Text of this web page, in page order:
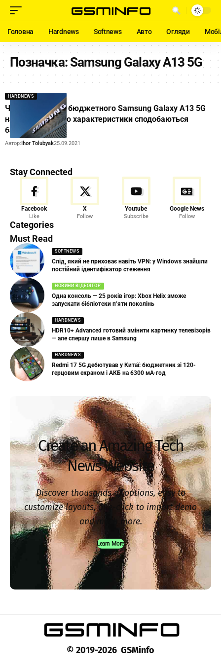
Головна Hardnews Softnews Авто Огляди
Позначка:Samsung Galaxy A13 5G
HARDNEWS
Чутки про появу бюджетного Samsung Galaxy A13 5G
наростають: його характеристики сподобаються
багатьом
Автор: Ihor Tolubyak25.09.2021
Stay Connected
Facebook
Like
X
Follow
Youtube
Subscribe
Google News
Follow
Categories
Must Read
SOFTNEWS
Слід, який не приховає навіть VPN: у Windows знайшли
постійний ідентифікатор стеження
НОВИНИ ВІДЕОІГОР
Одна консоль — 25 років ігор: Xbox Helix зможе
запускати бібліотеки п’яти поколінь
HARDNEWS
HDR10+ Advanced готовий змінити картинку телевізорів
— але спершу лише в Samsung
HARDNEWS
Redmi 17 5G дебютував у Китаї: бюджетник зі 120-
герцовим екраном і АКБ на 6300 мА·год
Create an Amazing Tech
News Website
Discover thousands of options, easy to
customize layouts, one-click to import demo
and much more.
Learn More
© 2019-2026 GSMinfo